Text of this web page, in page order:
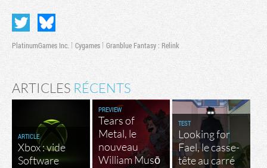
PlatinumGames Inc. Cygames Granblue Fantasy : Relink
ARTICLES RÉCENTS
ARTICLE
Xbox : vide
Software
PREVIEW
Tears of
Metal, le
nouveau
William Musō
TEST
Looking for
Fael, le casse-
tête au carré